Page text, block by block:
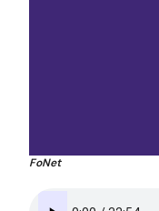
FoNet